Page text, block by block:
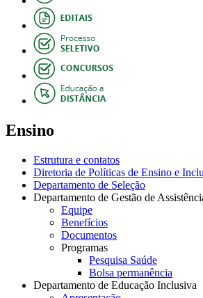
Ensino
Estrutura e contatos
Diretoria de Políticas de Ensino e
Departamento de Seleção
Departamento de Gestão de
Equipe
Benefícios
Documentos
Programas
Pesquisa Saúde
Bolsa permanência
Departamento de Educação Inclusiva